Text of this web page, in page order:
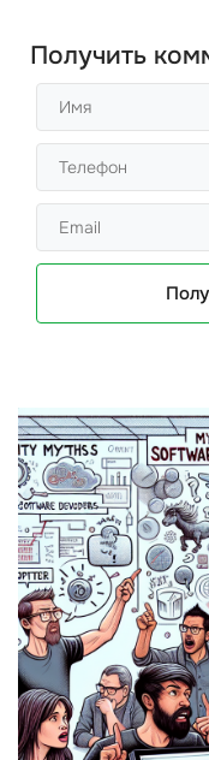
Получить